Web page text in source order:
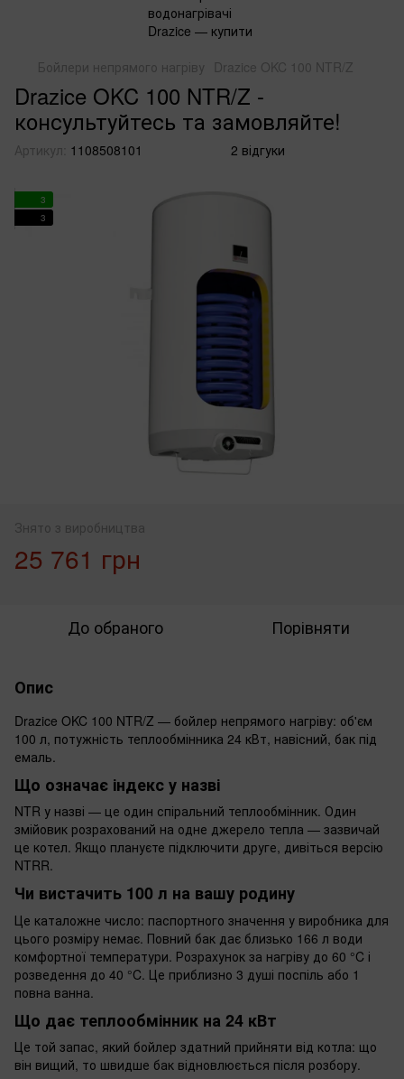
Бойлери непрямого нагріву Drazice OKC 100 NTR/Z
Drazice OKC 100 NTR/Z -
консультуйтесь та замовляйте!
Артикул: 1108508101 2 відгуки
3
3
Знято з виробництва
25 761 грн
До обраного Порівняти
Опис
Drazice OKC 100 NTR/Z — бойлер непрямого нагріву: об'єм
100 л, потужність теплообмінника 24 кВт, навісний, бак під
емаль.
Що означає індекс у назві
NTR у назві — це один спіральний теплообмінник. Один
змійовик розрахований на одне джерело тепла — зазвичай
це котел. Якщо плануєте підключити друге, дивіться версію
NTRR.
Чи вистачить 100 л на вашу родину
Це каталожне число: паспортного значення у виробника для
цього розміру немає. Повний бак дає близько 166 л води
комфортної температури. Розрахунок за нагріву до 60 °C і
розведення до 40 °C. Це приблизно 3 душі поспіль або 1
повна ванна.
Що дає теплообмінник на 24 кВт
Це той запас, який бойлер здатний прийняти від котла: що
він вищий, то швидше бак відновлюється після розбору.